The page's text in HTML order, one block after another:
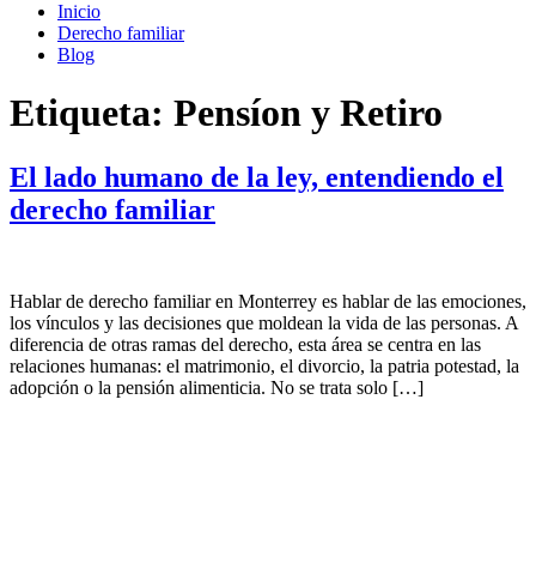
Inicio
Derecho familiar
Blog
Etiqueta: Pensíon y Retiro
El lado humano de la ley, entendiendo el
derecho familiar
Hablar de derecho familiar en Monterrey es hablar de las emociones,
los vínculos y las decisiones que moldean la vida de las personas. A
diferencia de otras ramas del derecho, esta área se centra en las
relaciones humanas: el matrimonio, el divorcio, la patria potestad, la
adopción o la pensión alimenticia. No se trata solo […]